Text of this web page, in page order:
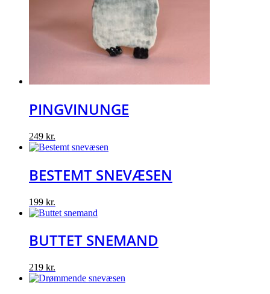
PINGVINUNGE
249 kr.
BESTEMT SNEVÆSEN
199 kr.
BUTTET SNEMAND
219 kr.